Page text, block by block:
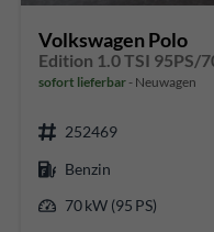
Volkswagen Polo
sofort lieferbar Neuwagen
252469
Benzin
70 kW (95 PS)